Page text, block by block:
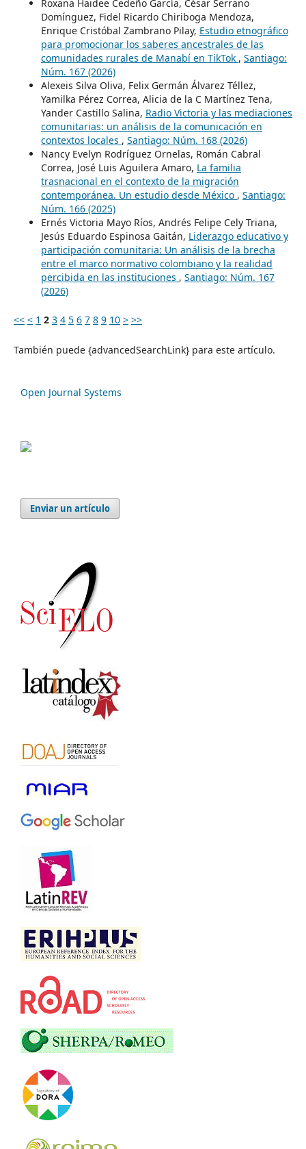
Roxana Haidee Cedeño García, César Serrano
Domínguez, Fidel Ricardo Chiriboga Mendoza,
Enrique Cristóbal Zambrano Pilay, Estudio etnográfico
para promocionar los saberes ancestrales de las
comunidades rurales de Manabí en TikTok , Santiago:
Núm. 167 (2026)
Alexeis Silva Oliva, Felix Germán Álvarez Téllez,
Yamilka Pérez Correa, Alicia de la C Martínez Tena,
Yander Castillo Salina, Radio Victoria y las mediaciones
comunitarias: un análisis de la comunicación en
contextos locales , Santiago: Núm. 168 (2026)
Nancy Evelyn Rodríguez Ornelas, Román Cabral
Correa, José Luis Aguilera Amaro, La familia
trasnacional en el contexto de la migración
contemporánea. Un estudio desde México , Santiago:
Núm. 166 (2025)
Ernés Victoria Mayo Ríos, Andrés Felipe Cely Triana,
Jesús Eduardo Espinosa Gaitán, Liderazgo educativo y
participación comunitaria: Un análisis de la brecha
entre el marco normativo colombiano y la realidad
percibida en las instituciones , Santiago: Núm. 167
(2026)
<< < 1 2 3 4 5 6 7 8 9 10 > >>
También puede {advancedSearchLink} para este artículo.
Open Journal Systems
Enviar un artículo